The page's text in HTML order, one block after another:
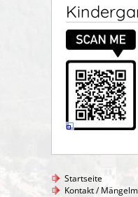
Startseite
Kontakt /